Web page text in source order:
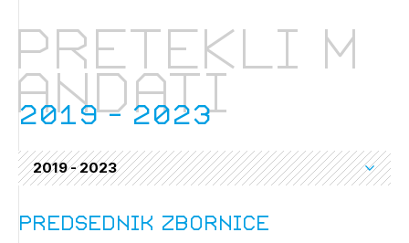
Izbrana vsebina je namenjena le ZAPS
registriranim uporabnikom. Da lahko do nje
pretekli m
andati
2019 - 2023
2019 - 2023
Predsednik zbornice